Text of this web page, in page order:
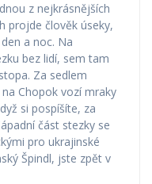
z nejkrásnějších
projde člověk úseky,
a noc. Na
bez lidí, sem tam
Za sedlem
Chopok vozí mraky
si pospíšíte, za
část stezky se
pro ukrajinské
Špindl, jste zpět v